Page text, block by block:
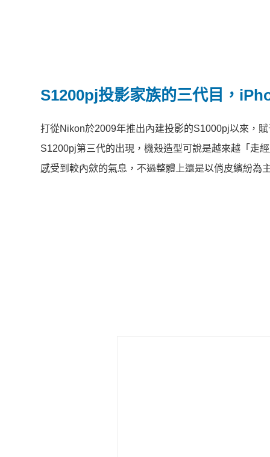
S1200pj投影家族的三代目，
打從Nikon於2009年推出內建投影的S1000pj以來，
S1200pj第三代的出現，機殼造型可說是越來越「走
感受到較內歛的氣息，不過整體上還是以俏皮繽紛為